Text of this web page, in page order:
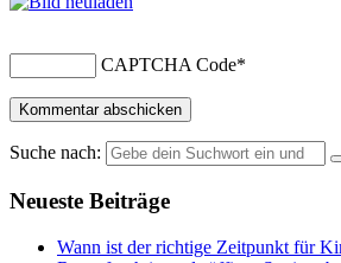
CAPTCHA Code*
Suche nach:
Neueste Beiträge
Wann ist der richtige Zeitpunkt für